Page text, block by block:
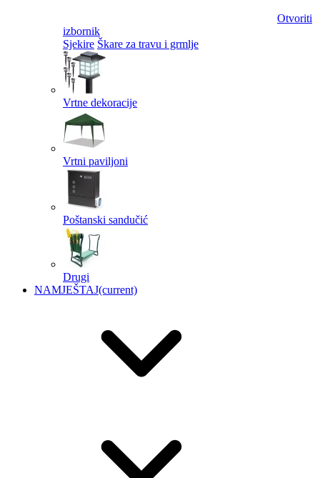
Otvoriti
izbornik
Sjekire Škare za travu i grmlje
Vrtne dekoracije
Vrtni paviljoni
Poštanski sandučić
Drugi
NAMJEŠTAJ(current)